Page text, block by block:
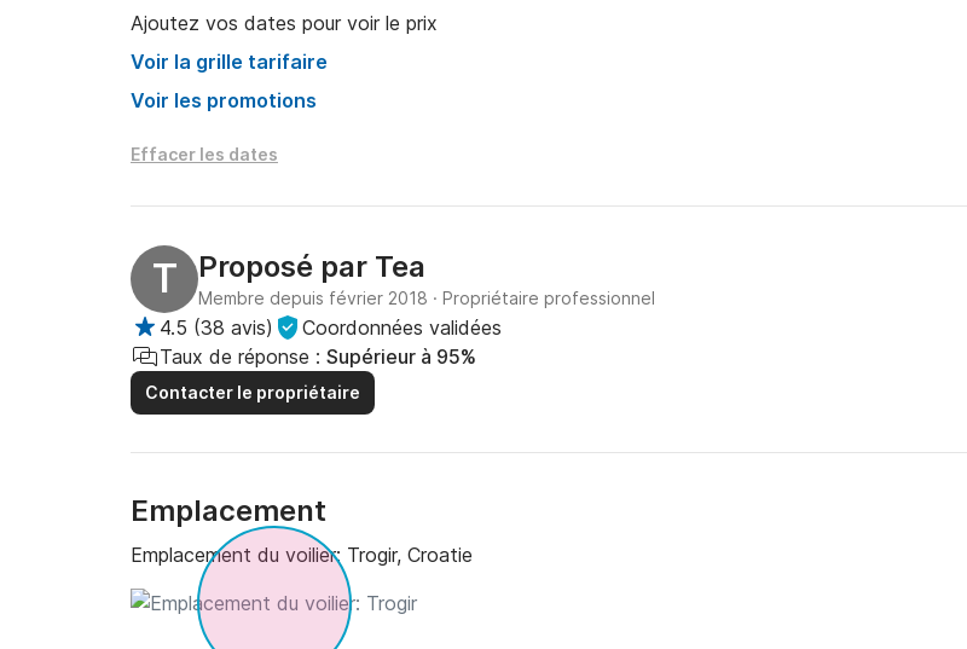
Ajoutez vos dates pour voir le prix
Voir la grille tarifaire
Voir les promotions
Effacer les dates
T Proposé par Tea
Membre depuis février 2018 · Propriétaire professionnel
4.5 (38 avis)
Coordonnées validées
Taux de réponse : Supérieur à 95%
Contacter le propriétaire
Emplacement
Emplacement du voilier: Trogir, Croatie